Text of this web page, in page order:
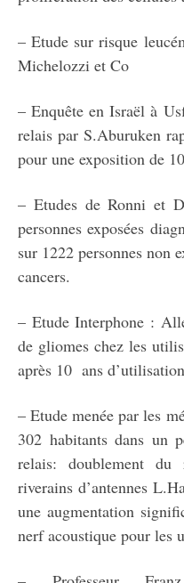
– Etude sur risque
Michelozzi et Co
– Enquête en Israël à
relais par S.Aburuken
pour une exposition de
– Etudes de Ronni et
personnes exposées
sur 1222 personnes non
cancers.
– Etude Interphone :
de gliomes chez les
après 10 ans
– Etude menée par les
302 habitants dans un
relais: doublement du
riverains d’antennes
une augmentation
nerf acoustique pour les